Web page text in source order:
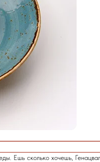
Ешь сколько хочешь,